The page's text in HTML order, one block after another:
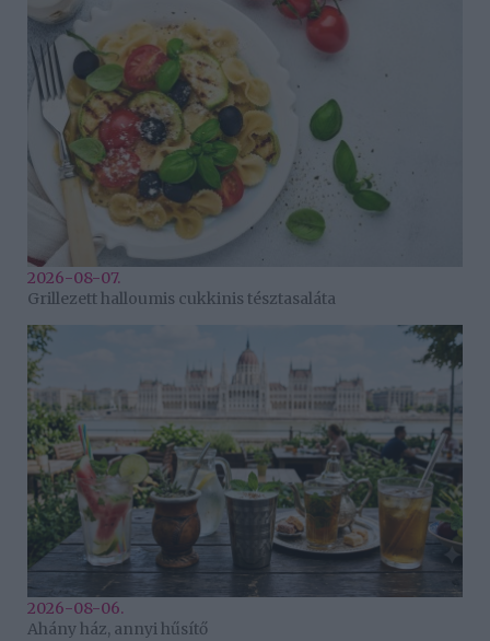
2026-08-07.
Grillezett halloumis cukkinis tésztasaláta
2026-08-06.
Ahány ház, annyi hűsítő